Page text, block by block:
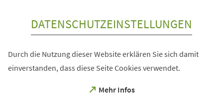
DATENSCHUTZEINSTELLUNGEN
Durch die Nutzung dieser Website erklären Sie sich damit
einverstanden, dass diese Seite Cookies verwendet.
Mehr Infos
(Öffnet